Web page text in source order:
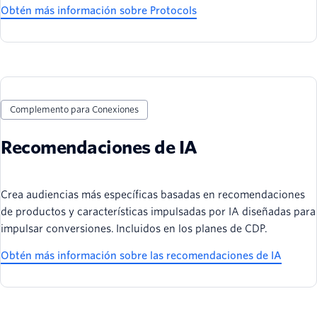
Obtén más información sobre Protocols
Complemento para Conexiones
Recomendaciones de IA
Crea audiencias más específicas basadas en recomendaciones
de productos y características impulsadas por IA diseñadas para
impulsar conversiones. Incluidos en los planes de CDP.
Obtén más información sobre las recomendaciones de IA